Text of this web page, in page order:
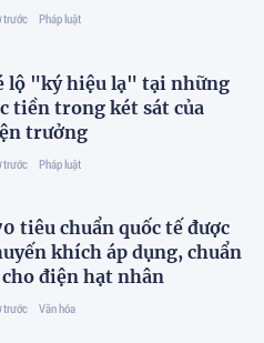
trước Pháp luật
lộ "ký hiệu lạ" tại những
tiền trong két sát của
trưởng
trước Pháp luật
tiêu chuẩn quốc tế được
khích áp dụng, chuẩn
điện hạt nhân
trước Văn hóa